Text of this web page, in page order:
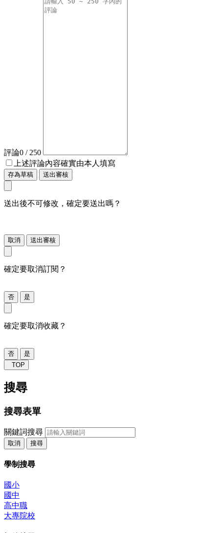
評論0 / 250
上述評論內容確實由本人填寫
存為草稿 送出審核
送出後不可修改，確定要送出嗎？
取消 送出審核
確定要取消訂閱？
否 是
確定要取消收藏？
否
是
TOP
搜尋
搜尋表單
關鍵詞搜尋
取消 搜尋
學制搜尋
國小
國中
高中職
大專院校